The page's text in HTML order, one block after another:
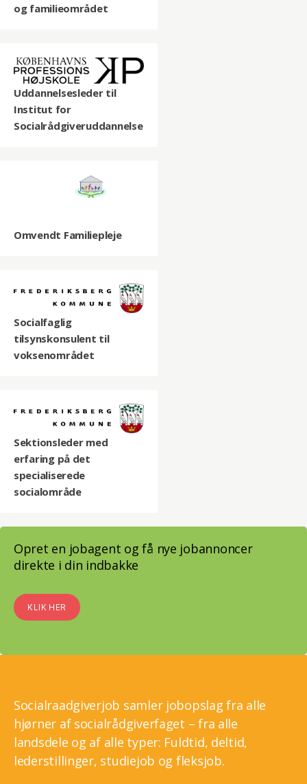
og familieområdet
Uddannelsesleder til
Institut for
Socialrådgiveruddannelse
Omvendt Familiepleje
Socialfaglig
tilsynskonsulent til
voksenområdet
Sektionsleder med
erfaring på det
specialiserede
socialområde
Opret en jobagent og få nye jobannoncer
direkte i din indbakke
KLIK HER
Socialraadgiverjob samler jobopslag fra alle
hjørner af socialrådgiverfaget – fra alle
landsdele og af alle typer: Fuldtid, deltid,
lederstillinger, studiejob og fleksjob.